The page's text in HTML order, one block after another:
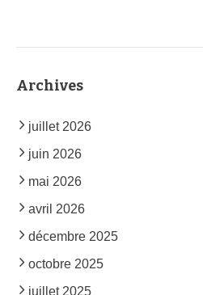
Archives
juillet 2026
juin 2026
mai 2026
avril 2026
décembre 2025
octobre 2025
juillet 2025